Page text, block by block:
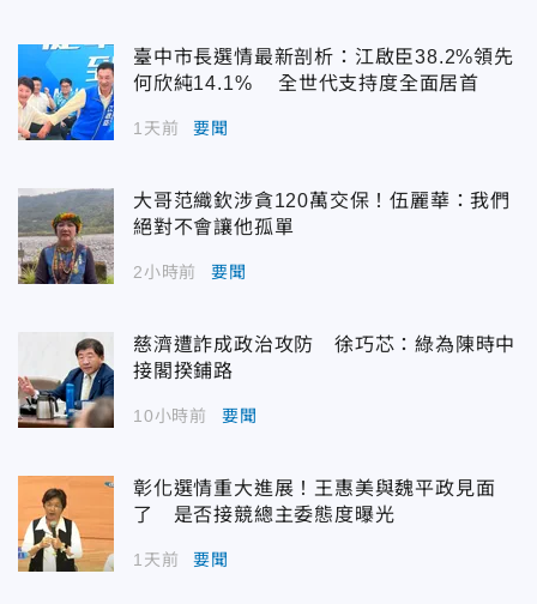
臺中市長選情最新剖析：江啟臣38.2%領先
何欣純14.1% 全世代支持度全面居首
1天前 要聞
大哥范織欽涉貪120萬交保！伍麗華：我們
絕對不會讓他孤單
2小時前 要聞
慈濟遭詐成政治攻防 徐巧芯：綠為陳時中
接閣揆鋪路
10小時前 要聞
彰化選情重大進展！王惠美與魏平政見面
了 是否接競總主委態度曝光
1天前 要聞